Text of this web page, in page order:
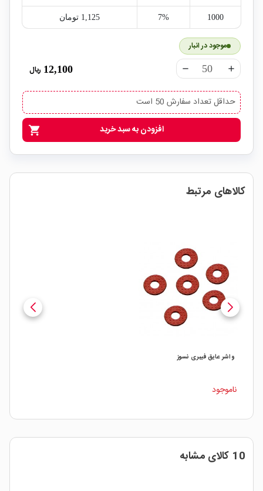
1000
7% 1,125‎ تومان
موجود در انبار
remove add
12,100 ریال
حداقل تعداد سفارش 50 است
shopping_cart افزودن به سبد خرید
کالاهای مرتبط
واشر عایق فیبری نسوز
ناموجود
10 کالای مشابه